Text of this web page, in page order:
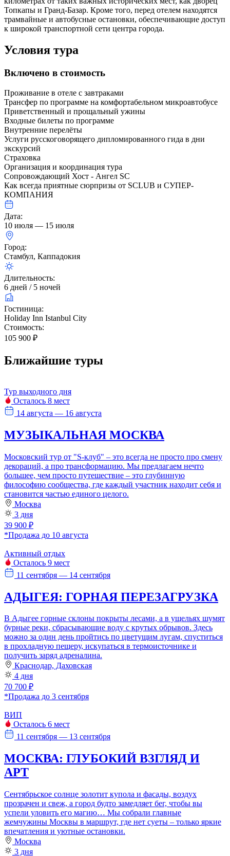
Топкапы и Гранд-Базар. Кроме того, перед отелем находятся
трамвайные и автобусные остановки, обеспечивающие доступ
к широкой транспортной сети центра города.
Условия тура
Включено в стоимость
Проживание в отеле с завтраками
Трансфер по программе на комфортабельном микроавтобусе
Приветственный и прощальный ужины
Входные билеты по программе
Внутренние перелёты
Услуги русскоговорящего дипломированного гида в дни
экскурсий
Страховка
Организация и координация тура
Сопровождающий Хост - Ангел SC
Как всегда приятные сюрпризы от SCLUB и СУПЕР-
КОМПАНИЯ
Дата:
10 июля — 15 июля
Город:
Стамбул, Каппадокия
Длительность:
6 дней / 5 ночей
Гостиница:
Holiday Inn Istanbul City
Стоимость:
105 900 ₽
Ближайшие туры
Тур выходного дня
Осталось 8 мест
14 августа — 16 августа
МУЗЫКАЛЬНАЯ МОСКВА
Московский тур от "S-клуб" – это всегда не просто про смену
декораций, а про трансформацию. Мы предлагаем нечто
большее, чем просто путешествие – это глубинную
философию сообщества, где каждый участник находит себя и
становится частью единого целого.
Москва
3 дня
39 900 ₽
*Продажа до 10 августа
Активный отдых
Осталось 9 мест
11 сентября — 14 сентября
АДЫГЕЯ: ГОРНАЯ ПЕРЕЗАГРУЗКА
В Адыгее горные склоны покрыты лесами, а в ущельях шумят
бурные реки, сбрасывающие воду с крутых обрывов. Здесь
можно за один день пройтись по цветущим лугам, спуститься
в прохладную пещеру, искупаться в термоисточнике и
получить заряд адреналина.
Краснодар, Даховская
4 дня
70 700 ₽
*Продажа до 3 сентября
ВИП
Осталось 6 мест
11 сентября — 13 сентября
МОСКВА: ГЛУБОКИЙ ВЗГЛЯД И
АРТ
Сентябрьское солнце золотит купола и фасады, воздух
прозрачен и свеж, а город будто замедляет бег, чтобы вы
успели уловить его магию… Мы собрали главные
жемчужины Москвы в маршрут, где нет суеты – только яркие
впечатления и уютные остановки.
Москва
3 дня